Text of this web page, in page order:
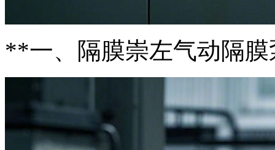
**一、隔膜崇左气动隔